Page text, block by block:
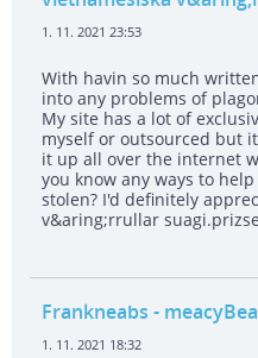
1. 11. 2021 23:53
With havin so much
into any problems of
My site has a lot of
myself or outsourced but
it up all over the internet
you know any ways to
stolen? I'd definitely
v&aring;rrullar
Frankneabs -
1. 11. 2021 18:32